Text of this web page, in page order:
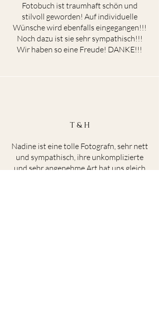
Fotobuch ist traumhaft schön und
stilvoll geworden! Auf individuelle
Wünsche wird ebenfalls eingegangen!!!
Noch dazu ist sie sehr sympathisch!!!
Wir haben so eine Freude! DANKE!!!
T & H
Nadine ist eine tolle Fotografn, sehr nett
und sympathisch, ihre unkomplizierte
und sehr angenehme Art hat uns gleich